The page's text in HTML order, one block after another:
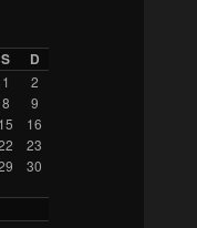
S D
1
2
8
9
15
16
23
30